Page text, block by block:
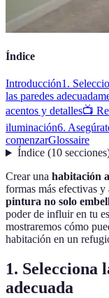
Índice
Introducción1.
las paredes
acentos y detalles📺
iluminación6.
comenzarGlossaire
Índice(10 secciones
Crear una habitación
formas más efectivas y
pintura no solo
poder de influir en tu
mostraremos cómo
habitación en un
1. Selecciona
adecuada